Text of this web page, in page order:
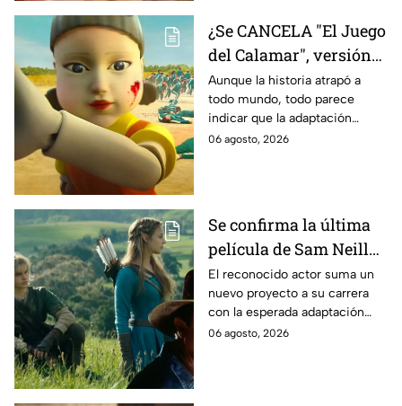
¿Se CANCELA "El Juego
del Calamar", versión
Estados Unidos? Esto
es lo que se sabe al
momento
Aunque la historia atrapó a
todo mundo, todo parece
indicar que la adaptación
podría ser cancelada:
06 agosto, 2026
Se confirma la última
película de Sam Neill
antes de morir: esto es
lo que se sabe hasta
ahora
El reconocido actor suma un
nuevo proyecto a su carrera
con la esperada adaptación
cinematográfica del popular
06 agosto, 2026